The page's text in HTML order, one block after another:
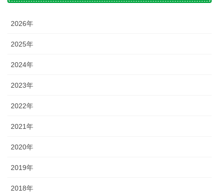
2026年
2025年
2024年
2023年
2022年
2021年
2020年
2019年
2018年